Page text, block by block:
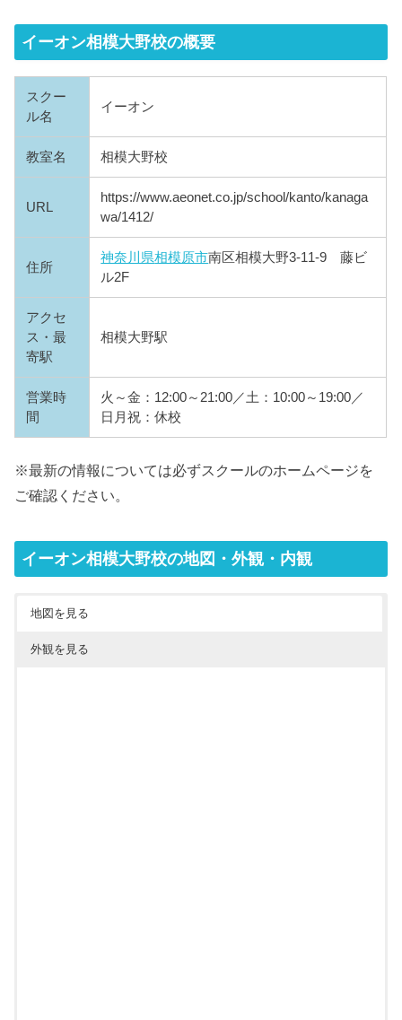
イーオン相模大野校の概要
スクー
ル名
イーオン
教室名 相模大野校
URL
https://www.aeonet.co.jp/school/kanto/kanaga
wa/1412/
住所
神奈川県相模原市南区相模大野3-11-9 藤ビ
ル2F
アクセ
ス・最
寄駅
相模大野駅
営業時
間
火～金：12:00～21:00／土：10:00～19:00／
日月祝：休校
※最新の情報については必ずスクールのホームページを
ご確認ください。
イーオン相模大野校の地図・外観・内観
地図を見る
外観を見る